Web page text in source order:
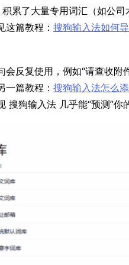
累了大量专用词汇（如公
篇教程： 搜狗输入法如何
反复使用，例如“请查收
篇教程： 搜狗输入法怎么
搜狗输入法 几乎能“预测”你